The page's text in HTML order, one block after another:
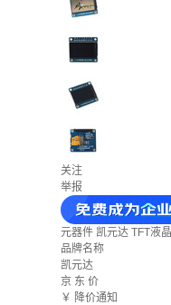
关注
举报
元器件 凯元达 TFT液
品牌名称
凯元达
京 东 价
￥ 降价通知